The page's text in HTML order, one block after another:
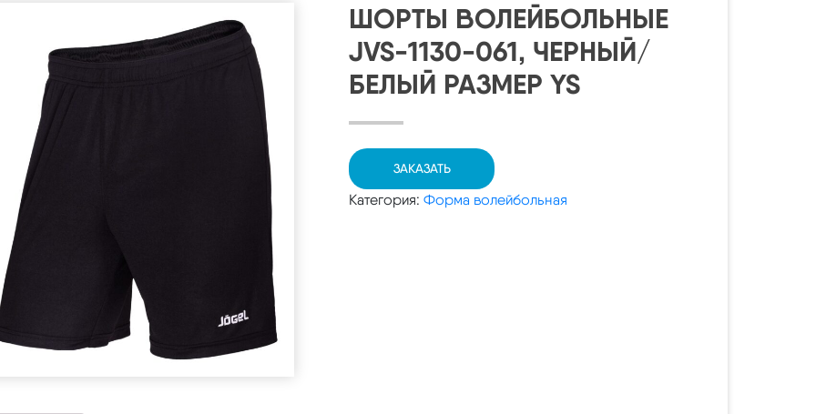
ШОРТЫ ВОЛЕЙБОЛЬНЫЕ
JVS-1130-061, ЧЕРНЫЙ/
БЕЛЫЙ РАЗМЕР YS
ЗАКАЗАТЬ
Категория: Форма волейбольная